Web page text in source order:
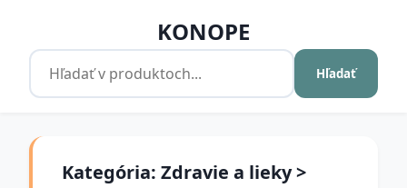
KONOPE
Hľadať
Kategória: Zdravie a lieky >